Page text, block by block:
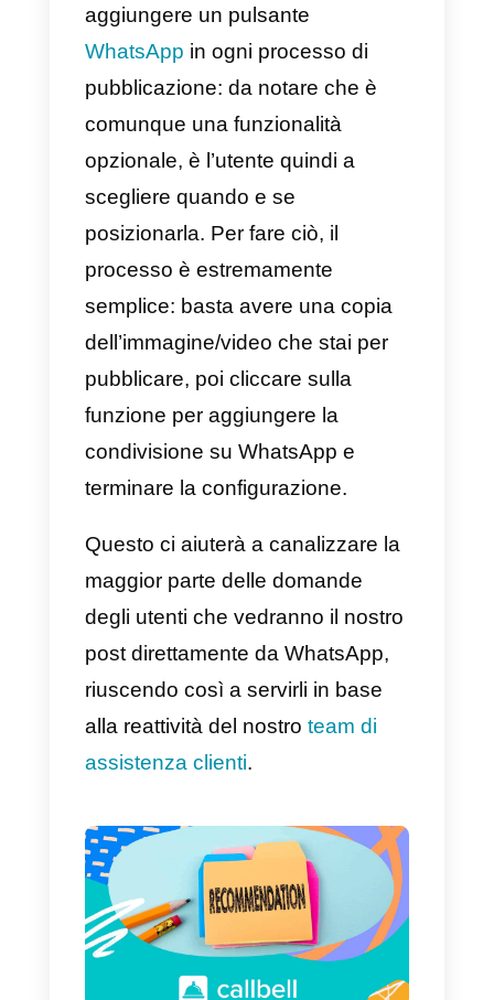
posizioni correttamente e generi
molta interazione
, soprattutto se
stiamo vendendo qualcosa,
giusto?
Proprio per questo, Facebook ha
integrato un’opzione per
aggiungere un pulsante
WhatsApp
in ogni processo di
pubblicazione: da notare che è
comunque una funzionalità
opzionale, è l’utente quindi a
scegliere quando e se
posizionarla. Per fare ciò, il
processo è estremamente
semplice: basta avere una copia
dell’immagine/video che stai per
pubblicare, poi cliccare sulla
condivisione su WhatsApp e
terminare la configurazione.
Questo ci aiuterà a canalizzare la